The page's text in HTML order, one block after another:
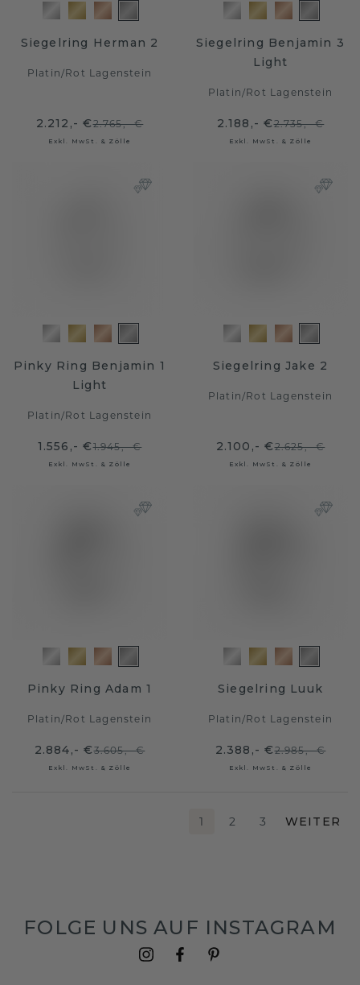
Siegelring Herman 2
Platin/Rot Lagenstein
2.212,- €2.765,- €
Exkl. MwSt. & Zölle
Siegelring Benjamin 3
Light
Platin/Rot Lagenstein
2.188,- €2.735,- €
Exkl. MwSt. & Zölle
Pinky Ring Benjamin 1
Light
Platin/Rot Lagenstein
1.556,- €1.945,- €
Exkl. MwSt. & Zölle
Siegelring Jake 2
Platin/Rot Lagenstein
2.100,- €2.625,- €
Exkl. MwSt. & Zölle
Pinky Ring Adam 1
Platin/Rot Lagenstein
2.884,- €3.605,- €
Exkl. MwSt. & Zölle
Siegelring Luuk
Platin/Rot Lagenstein
2.388,- €2.985,- €
Exkl. MwSt. & Zölle
1 2 3 WEITER
FOLGE UNS AUF INSTAGRAM